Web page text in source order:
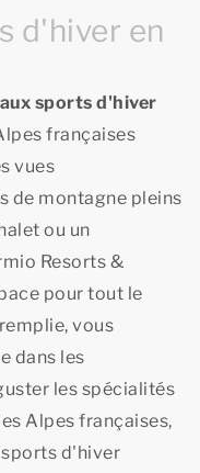
d'hiver en
aux sports d'hiver
françaises
vues
de montagne pleins
ou un
Resorts &
pour tout le
vous
dans les
les spécialités
Alpes françaises,
sports d'hiver